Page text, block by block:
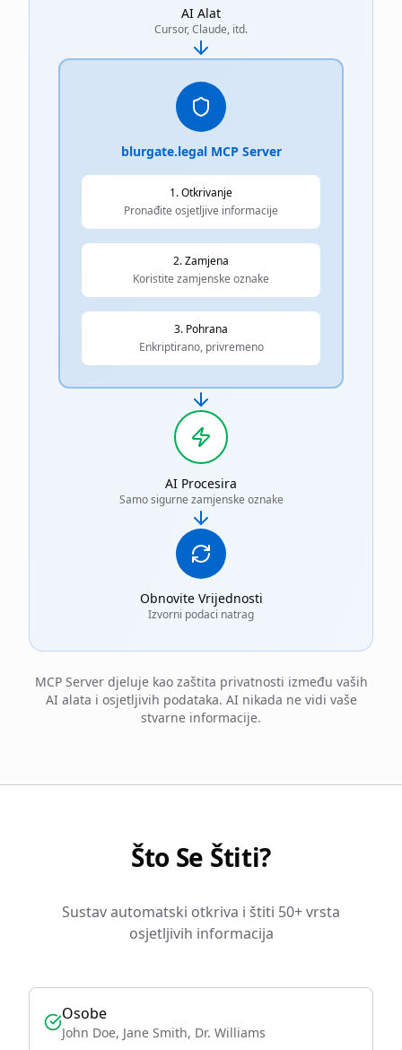
AI Alat
Cursor, Claude, itd.
blurgate.legal MCP Server
1. Otkrivanje
Pronađite osjetljive informacije
2. Zamjena
Koristite zamjenske oznake
3. Pohrana
Enkriptirano, privremeno
AI Procesira
Samo sigurne zamjenske oznake
Obnovite Vrijednosti
Izvorni podaci natrag
MCP Server djeluje kao zaštita privatnosti između vaših
AI alata i osjetljivih podataka. AI nikada ne vidi vaše
stvarne informacije.
Što Se Štiti?
Sustav automatski otkriva i štiti 50+ vrsta
osjetljivih informacija
Osobe
John Doe, Jane Smith, Dr. Williams